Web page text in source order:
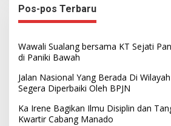
Pos-pos Terbaru
Wawali Sualang bersama KT Sejati
di Paniki Bawah
Jalan Nasional Yang Berada Di
Segera Diperbaiki Oleh BPJN
Ka Irene Bagikan Ilmu Disiplin dan
Kwartir Cabang Manado